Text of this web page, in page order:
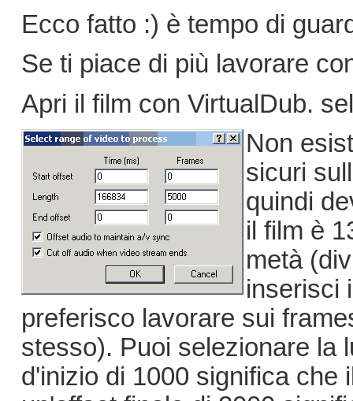
Ecco fatto :) è tempo di
Se ti piace di più lavorare
Apri il film con VirtualDub.
Non
sicuri
quindi
il film è
metà
inserisci
preferisco lavorare sui
stesso). Puoi selezionare la
d'inizio di 1000 significa che